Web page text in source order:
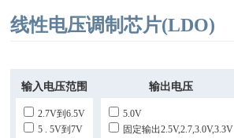
线性电压调制芯片(LDO)
输入电压范围 输出电压
2.7V到6.5V
5 . 5V到7V
5.0V
固定输出2.5V,2.7,3.0V,3.3V